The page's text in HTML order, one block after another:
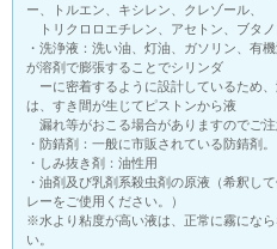
ー、トルエン、キシレン、クレゾール、
トリクロロエチレン、アセトン、ブタ
・洗浄液：洗い油、灯油、ガソリン、有
が溶剤で膨張することでシリンダ
ーに密着するように設計しているため
は、すき間が生じてピストンから液
漏れ等がおこる場合がありますのでご注
・防錆剤：一般に市販されている防錆剤。
・しみ抜き剤：油性用
・油剤及び乳剤系殺虫剤の原液（希釈し
レーをご使用ください。）
※水より粘度が高い液は、正常に霧にな
い。